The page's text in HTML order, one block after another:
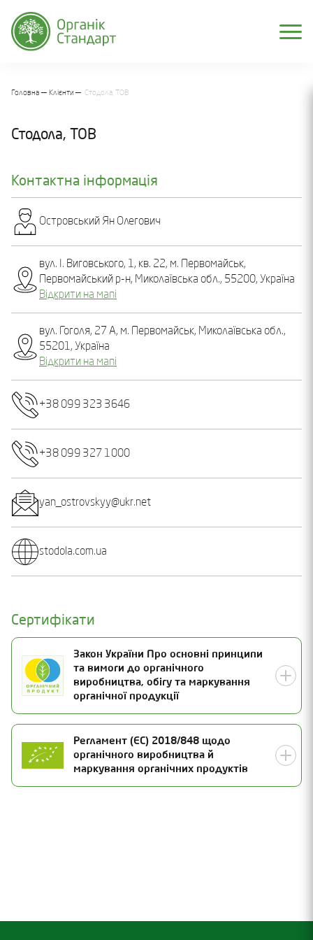
Головна Клієнти Стодола, ТОВ
Стодола, ТОВ
Контактна інформація
Островський Ян Олегович
вул. І. Виговського, 1, кв. 22, м. Первомайськ,
Первомайський р-н, Миколаївська обл., 55200, Україна
Відкрити на мапі
вул. Гоголя, 27 A, м. Первомайськ, Миколаївська обл.,
55201, Україна
Відкрити на мапі
+38 099 323 3646
+38 099 327 1000
yan_ostrovskyy@ukr.net
stodola.com.ua
Сертифікати
Закон України Про основні принципи
та вимоги до органічного
виробництва, обігу та маркування
органічної продукції
Номер сертифікату
25-1097-03-UA-01
Статус
Чинний
Органічне рослинництво (у тому числі насінництво та
Регламент (ЄС) 2018/848 щодо
органічного виробництва й
маркування органічних продуктів